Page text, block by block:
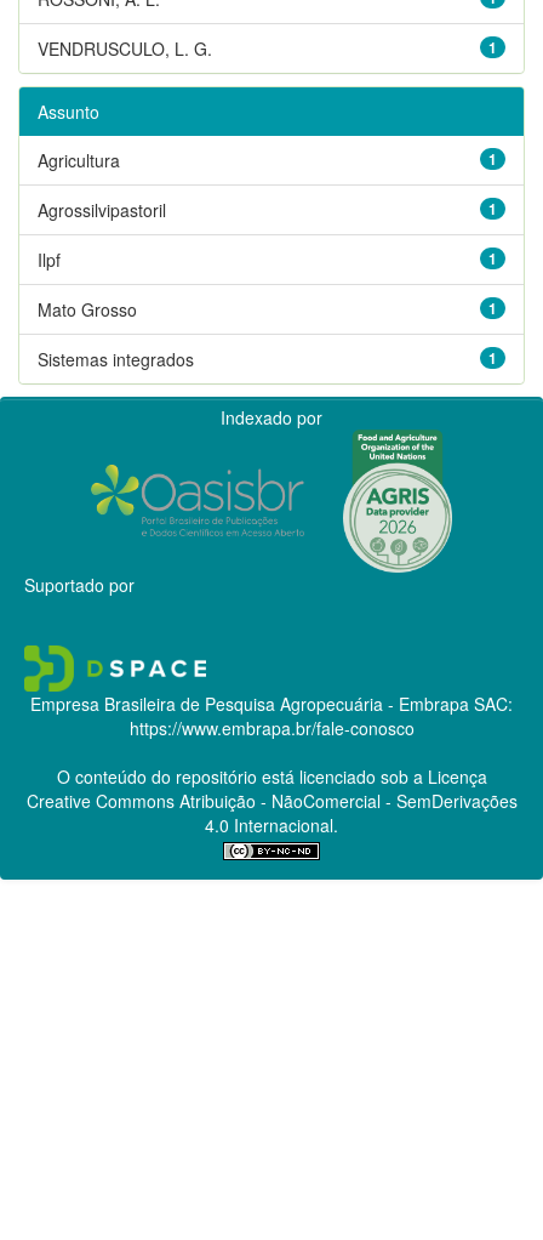
1
VENDRUSCULO, L. G.
Assunto
1
Agricultura
1
Agrossilvipastoril
1
Ilpf
1
Mato Grosso
1
Sistemas integrados
Indexado por
Suportado por
Empresa Brasileira de Pesquisa Agropecuária - Embrapa SAC:
https://www.embrapa.br/fale-conosco
O conteúdo do repositório está licenciado sob a Licença
Creative CommonsAtribuição - NãoComercial - SemDerivações
4.0 Internacional.